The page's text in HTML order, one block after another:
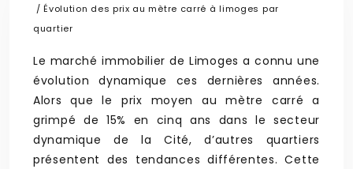
/ Évolution des prix au mètre carré à limoges par
quartier
Le marché immobilier de Limoges a connu une
évolution dynamique ces dernières années.
Alors que le prix moyen au mètre carré a
grimpé de 15% en cinq ans dans le secteur
dynamique de la Cité, d’autres quartiers
présentent des tendances différentes. Cette